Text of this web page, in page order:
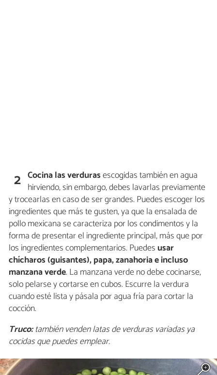
2 Cocina las verdurasescogidas también en agua
hirviendo, sin embargo, debes lavarlas previamente
y trocearlas en caso de ser grandes. Puedes escoger los
ingredientes que más te gusten, ya que la ensalada de
pollo mexicana se caracteriza por los condimentos y la
forma de presentar el ingrediente principal, más que por
los ingredientes complementarios. Puedes usar
chícharos (guisantes), papa, zanahoria e incluso
manzana verde. La manzana verde no debe cocinarse,
solo pelarse y cortarse en cubos. Escurre la verdura
cuando esté lista y pásala por agua fría para cortar la
cocción.
Truco:también venden latas de verduras variadas ya
cocidas que puedes emplear.